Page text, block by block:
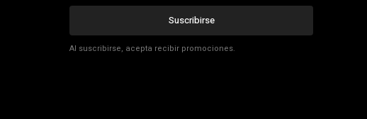
Suscribirse
Al suscribirse, acepta recibir promociones.